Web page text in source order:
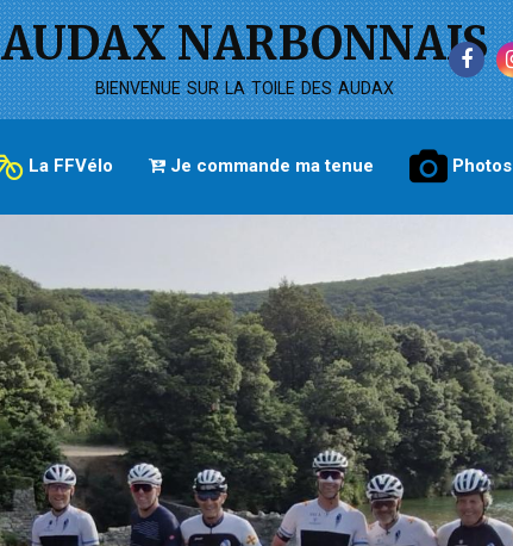
AUDAX NARBONNAIS
bienvenue sur la toile des audax
La FFVélo Je commande ma tenue Photos